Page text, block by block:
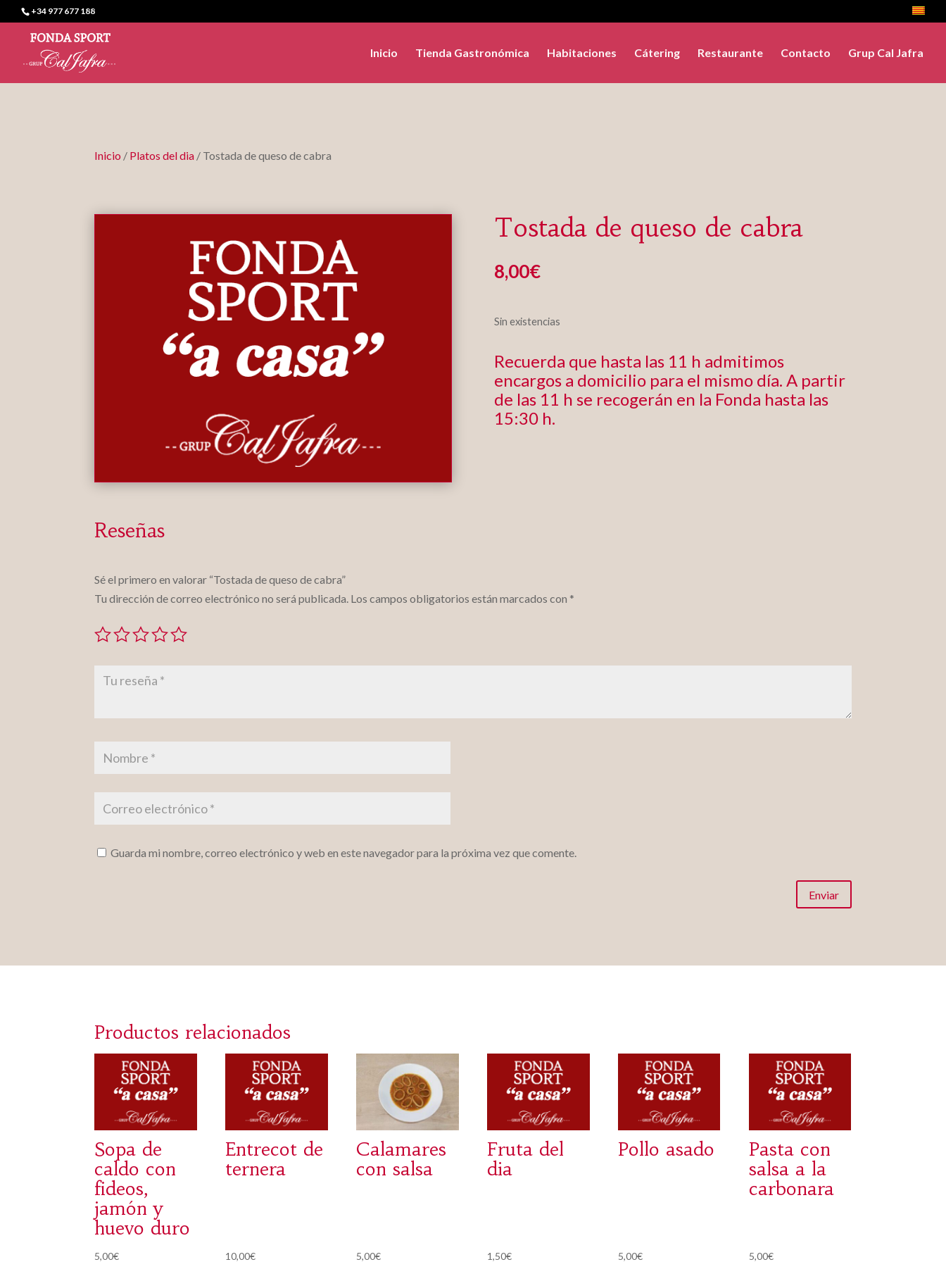
+34 977 677 188
Inicio Tienda Gastronómica Habitaciones Cátering Restaurante Contacto Grup Cal Jafra
Inicio / Platos del dia / Tostada de queso de cabra
Tostada de queso de cabra
8,00€
Sin existencias
Recuerda que hasta las 11 h admitimos
encargos a domicilio para el mismo día. A partir
de las 11 h se recogerán en la Fonda hasta las
15:30 h.
Reseñas
Sé el primero en valorar “Tostada de queso de cabra”
Tu dirección de correo electrónico no será publicada. Los campos obligatorios están marcados con *
Guarda mi nombre, correo electrónico y web en este navegador para la próxima vez que comente.
Enviar
Productos relacionados
Sopa de
caldo con
fideos,
jamón y
huevo duro
5,00€
Entrecot de
ternera
10,00€
Calamares
con salsa
5,00€
Fruta del
dia
1,50€
Pollo asado
5,00€
Pasta con
salsa a la
carbonara
5,00€